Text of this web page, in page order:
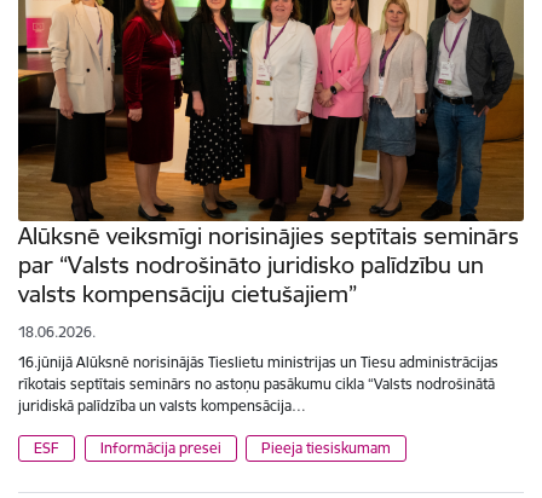
Alūksnē veiksmīgi norisinājies septītais seminārs
par “Valsts nodrošināto juridisko palīdzību un
valsts kompensāciju cietušajiem”
18.06.2026.
16.jūnijā Alūksnē norisinājās Tieslietu ministrijas un Tiesu administrācijas
rīkotais septītais seminārs no astoņu pasākumu cikla “Valsts nodrošinātā
juridiskā palīdzība un valsts kompensācija…
ESF Informācija presei Pieeja tiesiskumam